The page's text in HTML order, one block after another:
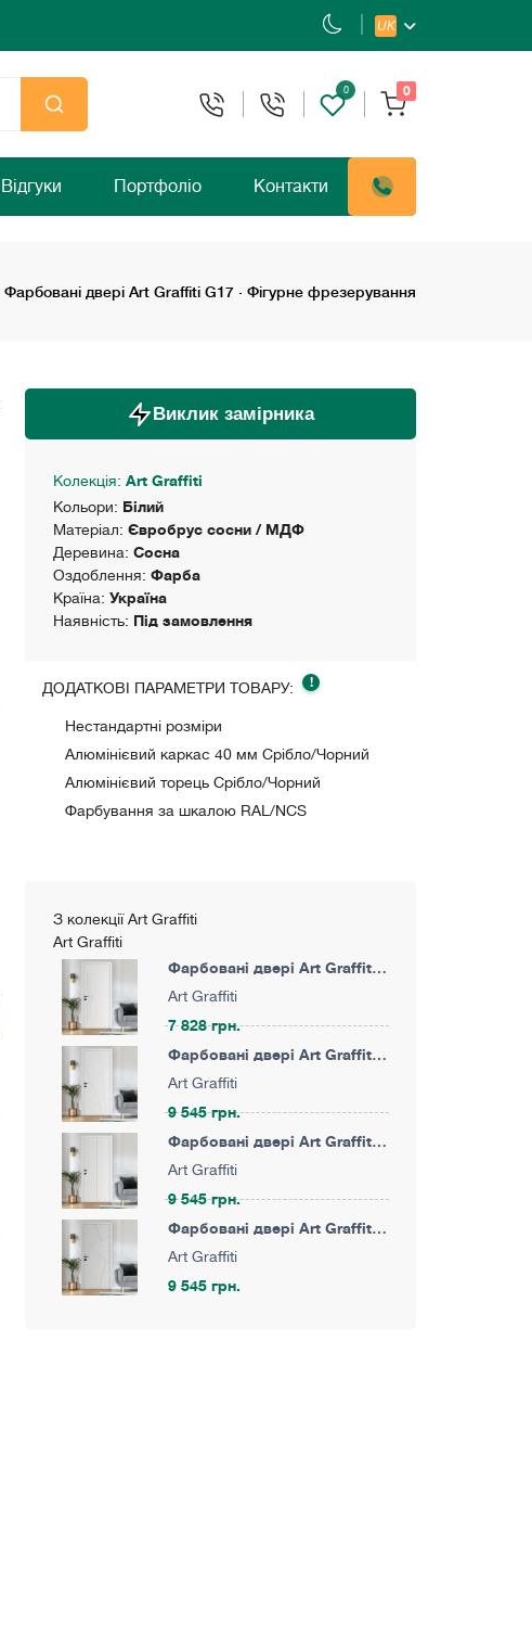
UK
0 0
Відгуки Портфоліо Контакти
Фарбовані двері Art Graffiti G17 · Фігурне фрезерування
Виклик замірника
Колекція: Art Graffiti
Кольори: Білий
Матеріал: Євробрус сосни / МДФ
Деревина: Сосна
Оздоблення: Фарба
Країна: Україна
Наявність: Під замовлення
ДОДАТКОВІ ПАРАМЕТРИ ТОВАРУ: !
Нестандартні розміри
Алюмінієвий каркас 40 мм Срібло/Чорний
Алюмінієвий торець Срібло/Чорний
Фарбування за шкалою RAL/NCS
З колекції Art Graffiti
Art Graffiti
Фарбовані двері Art Graffiti
G03 · Фігурне фрезерування
Art Graffiti
7 828 грн.
Фарбовані двері Art Graffiti
G06 · Фігурне фрезерування
Art Graffiti
9 545 грн.
Фарбовані двері Art Graffiti
G16 · Фігурне фрезерування
Art Graffiti
9 545 грн.
Фарбовані двері Art Graffiti
G21 · Фігурне фрезерування
Art Graffiti
9 545 грн.